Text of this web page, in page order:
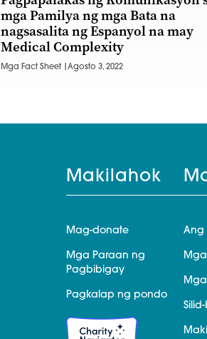
mga Pamilya ng mga Bata na
nagsasalita ng Espanyol na may
Medical Complexity
Mga Fact Sheet |Agosto 3, 2022
Makilahok
Mag-donate
Mga Paraan ng
Pagbibigay
Pagkalap ng pondo
Ang